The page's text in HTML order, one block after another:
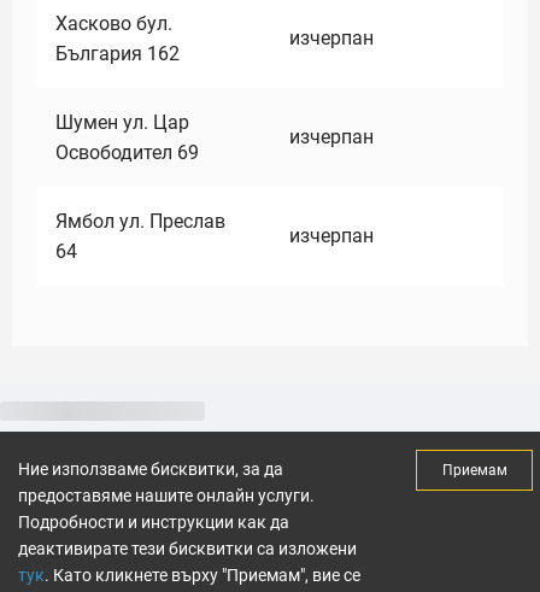
Хасково бул.
България 162
изчерпан
Шумен ул. Цар
Освободител 69
изчерпан
Ямбол ул. Преслав
64
изчерпан
Ние използваме бисквитки, за да
предоставяме нашите онлайн услуги.
Подробности и инструкции как да
деактивирате тези бисквитки са изложени
тук. Като кликнете върху "Приемам", вие се
Приемам